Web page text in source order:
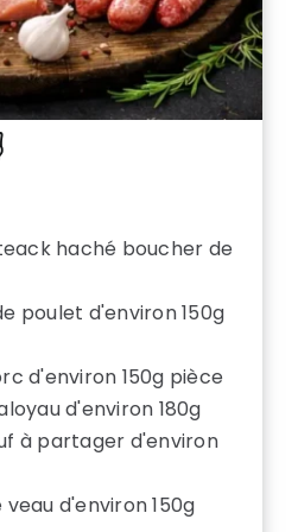
haché boucher de
poulet d'environ 150g
d'environ 150g pièce
d'environ 180g
à partager d'environ
d'environ 150g